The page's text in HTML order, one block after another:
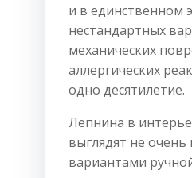
и в единственном
нестандартных
механических
аллергических
одно десятилетие.
Лепнина в
выглядят не
вариантами